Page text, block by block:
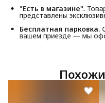
"Есть в магазине".
представлены
Бесплатная парковка.
вашем приезде — мы